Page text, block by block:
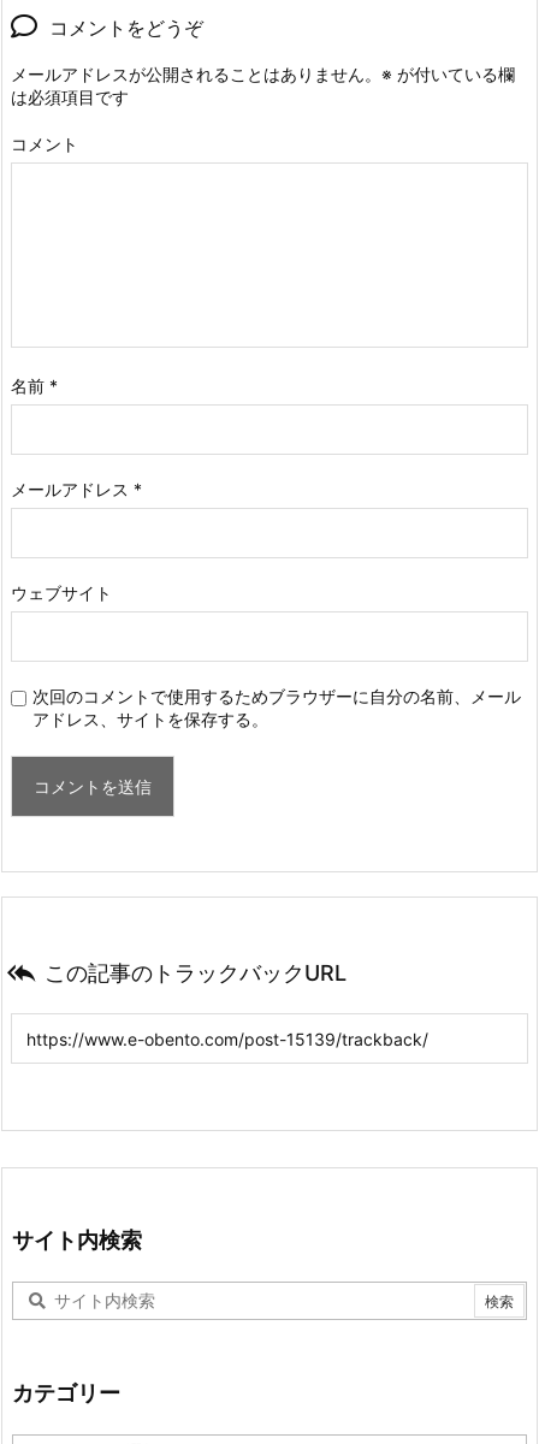
コメントをどうぞ
メールアドレスが公開されることはありません。 ※ が付いている欄
は必須項目です
コメント
名前 *
メールアドレス *
ウェブサイト
次回のコメントで使用するためブラウザーに自分の名前、メール
アドレス、サイトを保存する。
 この記事のトラックバックURL
サイト内検索
カテゴリー